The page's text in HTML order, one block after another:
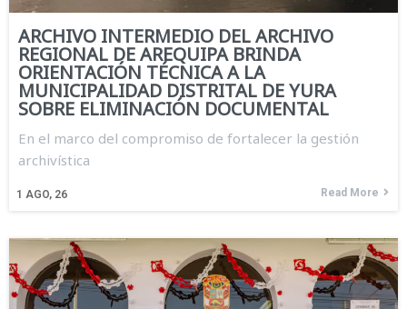
ARCHIVO INTERMEDIO DEL ARCHIVO
REGIONAL DE AREQUIPA BRINDA
ORIENTACIÓN TÉCNICA A LA
MUNICIPALIDAD DISTRITAL DE YURA
SOBRE ELIMINACIÓN DOCUMENTAL
1 AGO, 26
En el marco del compromiso de fortalecer la gestión
archivística
Read More